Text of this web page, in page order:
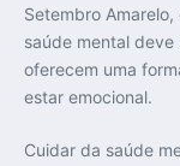
Setembro
saúde mental
oferecem uma
estar emocional.
Cuidar da saúde